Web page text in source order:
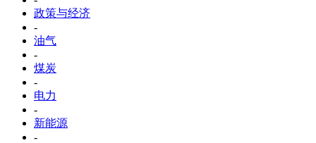
政策与经济
-
油气
-
煤炭
-
电力
-
新能源
-